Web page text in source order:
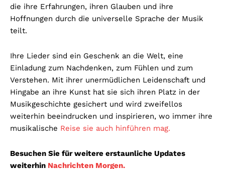
die ihre Erfahrungen, ihren Glauben und ihre
Hoffnungen durch die universelle Sprache der Musik
teilt.
Ihre Lieder sind ein Geschenk an die Welt, eine
Einladung zum Nachdenken, zum Fühlen und zum
Verstehen. Mit ihrer unermüdlichen Leidenschaft und
Hingabe an ihre Kunst hat sie sich ihren Platz in der
Musikgeschichte gesichert und wird zweifellos
weiterhin beeindrucken und inspirieren, wo immer ihre
musikalische Reise sie auch hinführen mag.
Besuchen Sie für weitere erstaunliche Updates
weiterhin Nachrichten Morgen.